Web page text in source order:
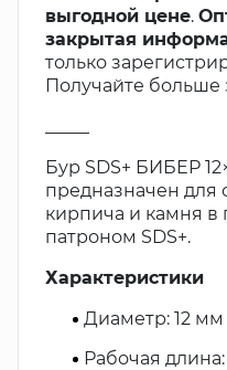
выгодной цене.
закрытая
только
Получайте больше
Бур SDS+ БИБЕР
предназначен для
кирпича и камня в
патроном SDS+.
Характеристики
Диаметр: 12 мм
Рабочая